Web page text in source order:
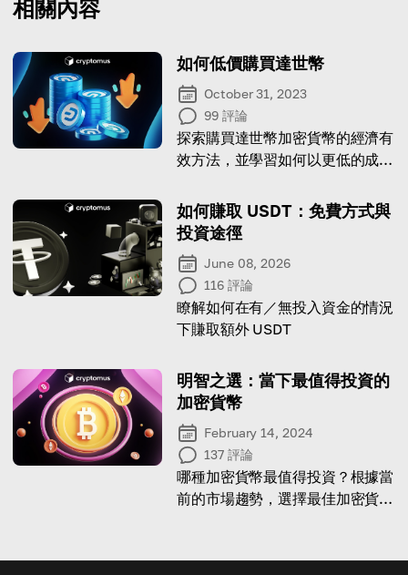
相關內容
如何低價購買達世幣
October 31, 2023
99 評論
探索購買達世幣加密貨幣的經濟有
效方法，並學習如何以更低的成本
如何賺取 USDT：免費方式與
投資途徑
June 08, 2026
116 評論
瞭解如何在有／無投入資金的情況
下賺取額外 USDT
明智之選：當下最值得投資的
加密貨幣
February 14, 2024
137 評論
哪種加密貨幣最值得投資？根據當
前的市場趨勢，選擇最佳加密貨幣